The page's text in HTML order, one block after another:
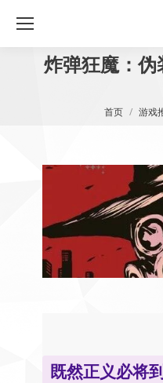
炸弹狂魔：
您在这里：
首页 游戏
既然正义必将